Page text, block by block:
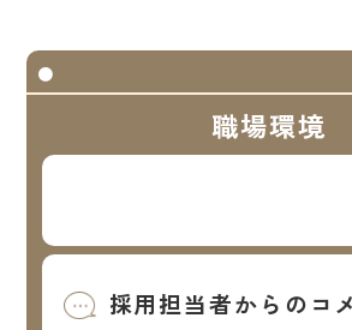
職場環境
採用担当者からのコ